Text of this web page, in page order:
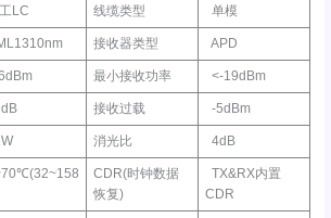
LC 线缆类型 单模
接收器类型 APD
最小接收功率 <-19dBm
接收过载 -5dBm
消光比 4dB
CDR(时钟数据
恢复)
TX&RX内置
CDR